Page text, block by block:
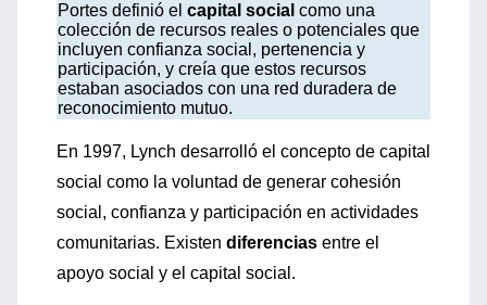
Portes definió el capital social como una
colección de recursos reales o potenciales que
incluyen confianza social, pertenencia y
participación, y creía que estos recursos
estaban asociados con una red duradera de
reconocimiento mutuo.
En 1997, Lynch desarrolló el concepto de capital
social como la voluntad de generar cohesión
social, confianza y participación en actividades
comunitarias. Existen diferencias entre el
apoyo social y el capital social.